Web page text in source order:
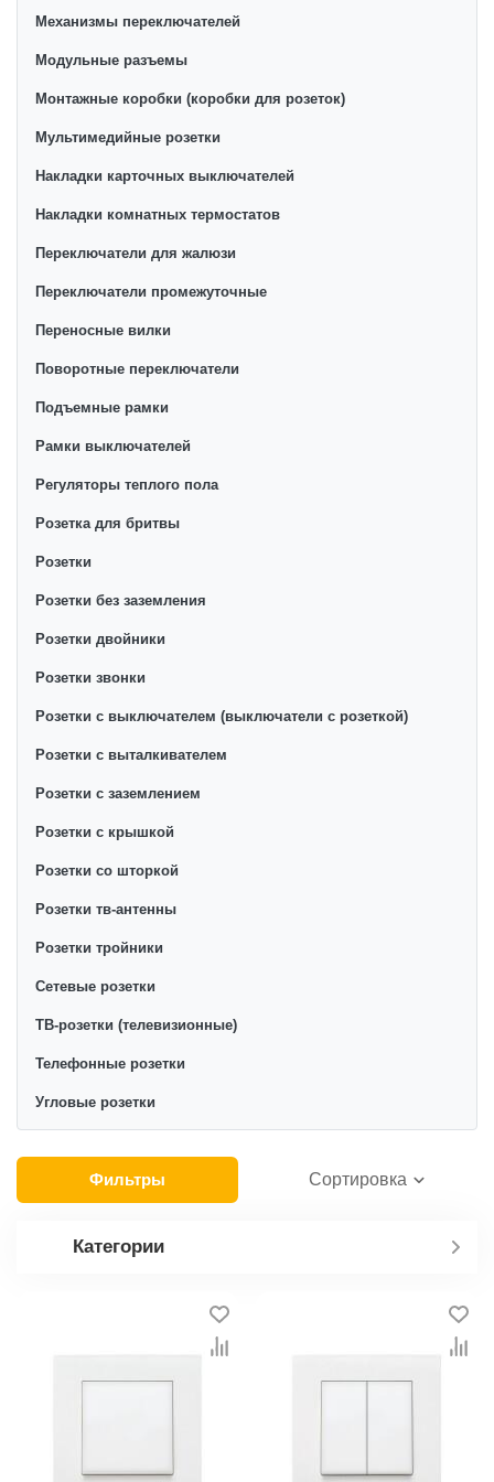
Механизмы переключателей
Модульные разъемы
Монтажные коробки (коробки для розеток)
Мультимедийные розетки
Накладки карточных выключателей
Накладки комнатных термостатов
Переключатели для жалюзи
Переключатели промежуточные
Переносные вилки
Поворотные переключатели
Подъемные рамки
Рамки выключателей
Регуляторы теплого пола
Розетка для бритвы
Розетки
Розетки без заземления
Розетки двойники
Розетки звонки
Розетки с выключателем (выключатели с розеткой)
Розетки с выталкивателем
Розетки с заземлением
Розетки с крышкой
Розетки со шторкой
Розетки тв-антенны
Розетки тройники
Сетевые розетки
ТВ-розетки (телевизионные)
Телефонные розетки
Угловые розетки
Фильтры Сортировка
Категории